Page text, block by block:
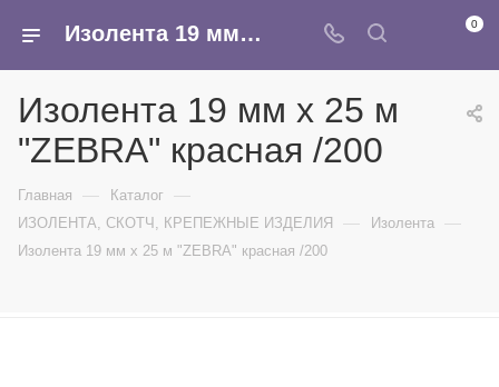
Изолента 19 мм х 25 м "ZEBRA" красная /200 - купить в интернет-магазине Армина 0
Изолента 19 мм х 25 м
"ZEBRA" красная /200
Главная — Каталог —
ИЗОЛЕНТА, СКОТЧ, КРЕПЕЖНЫЕ ИЗДЕЛИЯ — Изолента —
Изолента 19 мм х 25 м "ZEBRA" красная /200